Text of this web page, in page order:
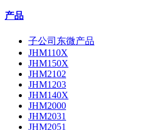
产品
子公司东微产品
JHM110X
JHM150X
JHM2102
JHM1203
JHM140X
JHM2000
JHM2031
JHM2051